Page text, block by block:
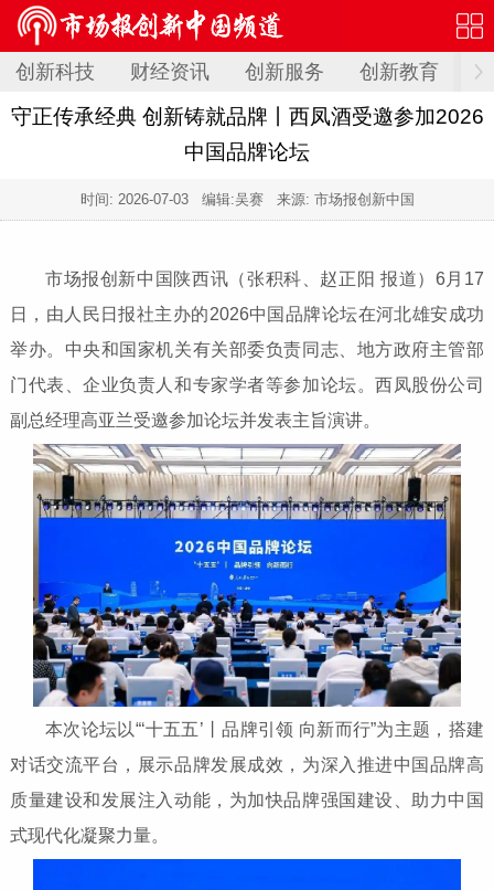
创新科技 财经资讯 创新服务 创新教育
守正传承经典 创新铸就品牌丨西凤酒受邀参加2026
中国品牌论坛
时间: 2026-07-03编辑:吴赛 来源: 市场报创新中国
市场报创新中国陕西讯（张积科、赵正阳 报道）6月17
日，由人民日报社主办的2026中国品牌论坛在河北雄安成功
举办。中央和国家机关有关部委负责同志、地方政府主管部
门代表、企业负责人和专家学者等参加论坛。西凤股份公司
副总经理高亚兰受邀参加论坛并发表主旨演讲。
本次论坛以“‘十五五’丨品牌引领 向新而行”为主题，搭建
对话交流平台，展示品牌发展成效，为深入推进中国品牌高
质量建设和发展注入动能，为加快品牌强国建设、助力中国
式现代化凝聚力量。